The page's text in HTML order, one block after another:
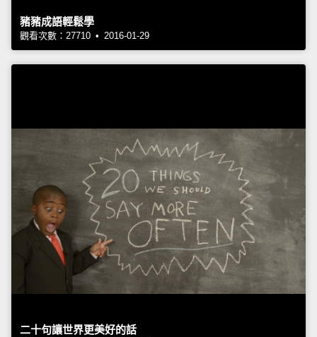
豬豬成語輕鬆學
觀看次數：27710 • 2016-01-29
二十句讓世界更美好的話